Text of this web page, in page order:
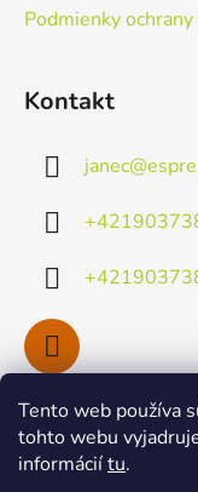
Tento web používa
tohto webu
informáciítu.
Podmienky
Kontakt
janec@
Facebook